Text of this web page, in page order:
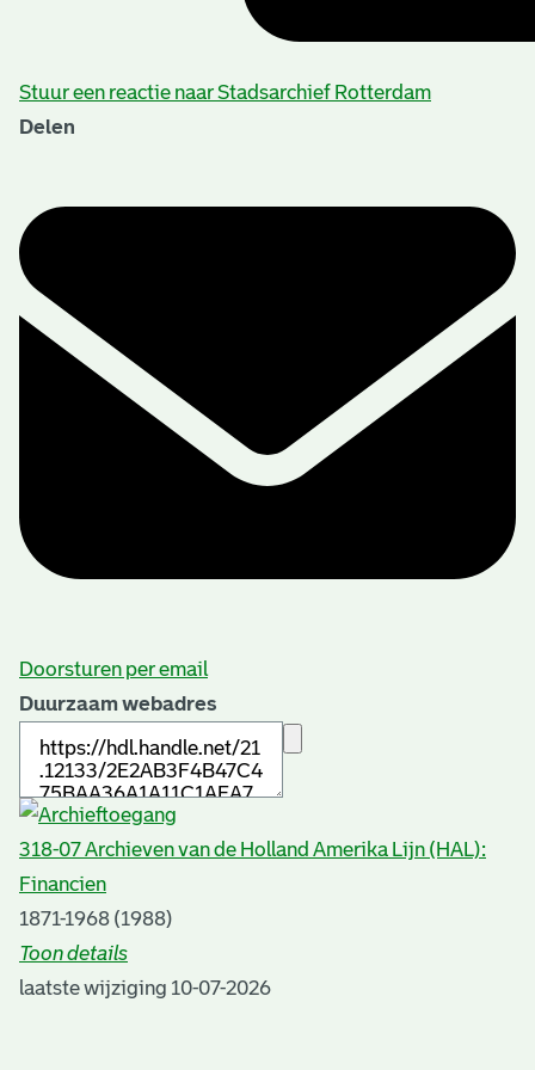
Stuur een reactie naar Stadsarchief Rotterdam
Delen
Doorsturen per email
Duurzaam webadres
318-07 Archieven van de Holland Amerika Lijn (HAL):
Financien
1871-1968 (1988)
Toon details
Datering:
laatste wijziging 10-07-2026